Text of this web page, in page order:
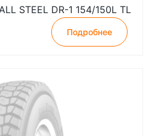
STEEL DR-1 154/150L TL
Подробнее